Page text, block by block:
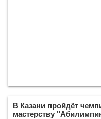
В Казани пройдёт
мастерству